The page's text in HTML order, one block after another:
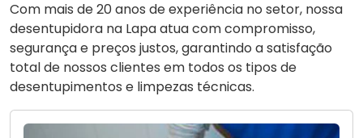
Com mais de 20 anos de experiência no setor, nossa
desentupidora na Lapa atua com compromisso,
segurança e preços justos, garantindo a satisfação
total de nossos clientes em todos os tipos de
desentupimentos e limpezas técnicas.